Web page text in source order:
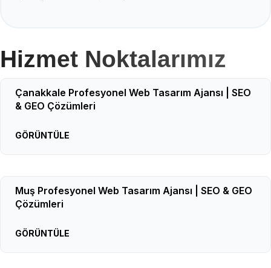
Hizmet Noktalarımız
Çanakkale Profesyonel Web Tasarım Ajansı | SEO
& GEO Çözümleri
GÖRÜNTÜLE
Muş Profesyonel Web Tasarım Ajansı | SEO & GEO
Çözümleri
GÖRÜNTÜLE